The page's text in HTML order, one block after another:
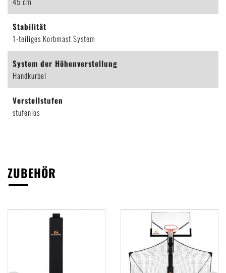
Stabilität
1-teiliges Korbmast System
System der Höhenverstellung
Handkurbel
Verstellstufen
stufenlos
ZUBEHÖR